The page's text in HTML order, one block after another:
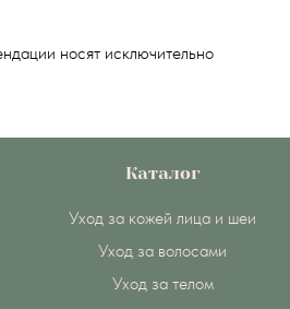
носят исключительно
Каталог
Уход за кожей лица и шеи
Уход за волосами
Уход за телом